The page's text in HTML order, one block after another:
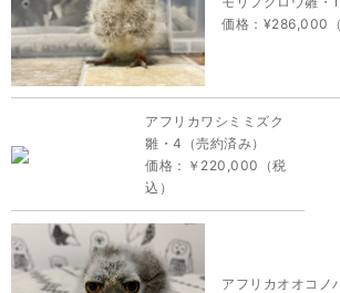
価格：¥286,000（
アフリカワシミミズク
雛・4（売約済み）
価格：￥220,000（税
込）
アフリカオオコノ